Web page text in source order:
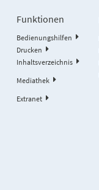
Funktionen
Bedienungshilfen
Drucken
Inhaltsverzeichnis
Mediathek
Extranet